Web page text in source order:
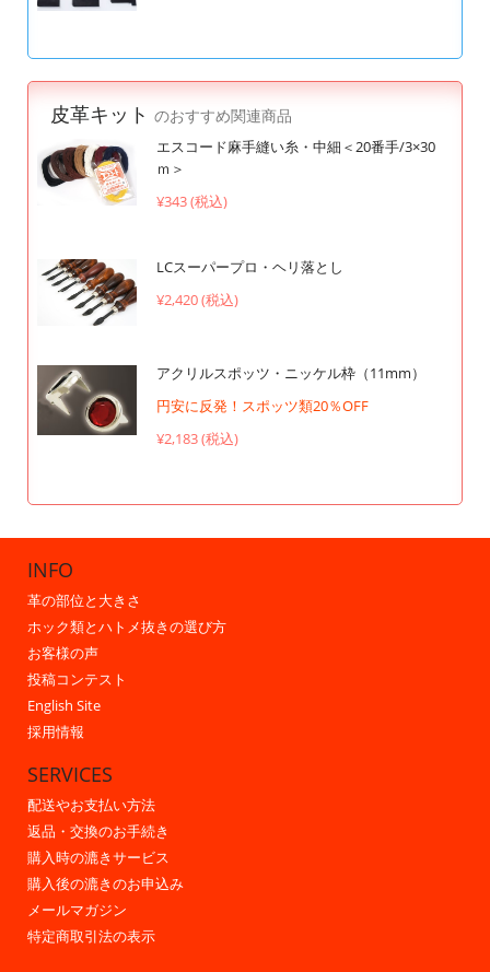
皮革キット のおすすめ関連商品
エスコード麻手縫い糸・中細＜20番手/3×30
ｍ＞
¥343 (税込)
LCスーパープロ・ヘリ落とし
¥2,420 (税込)
アクリルスポッツ・ニッケル枠（11mm）
円安に反発！スポッツ類20％OFF
¥2,183 (税込)
INFO
革の部位と大きさ
ホック類とハトメ抜きの選び方
お客様の声
投稿コンテスト
English Site
採用情報
SERVICES
配送やお支払い方法
返品・交換のお手続き
購入時の漉きサービス
購入後の漉きのお申込み
メールマガジン
特定商取引法の表示